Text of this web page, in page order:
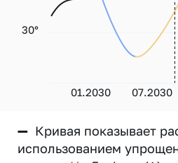
01.2030 07.2030
30°
— Кривая показывает
использованием